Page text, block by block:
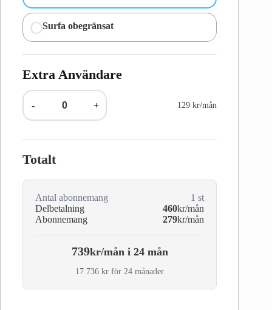
Surfa obegränsat
Extra Användare
- + 129 kr/mån
Totalt
Antal abonnemang 1 st
Delbetalning
460kr/mån
Abonnemang
279kr/mån
739kr/mån i 24 mån
17 736 kr för 24 månader